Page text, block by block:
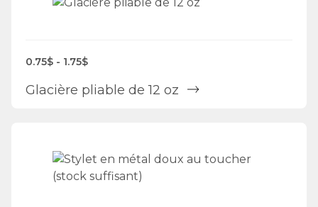
0.75$ - 1.75$
Glacière pliable de 12 oz